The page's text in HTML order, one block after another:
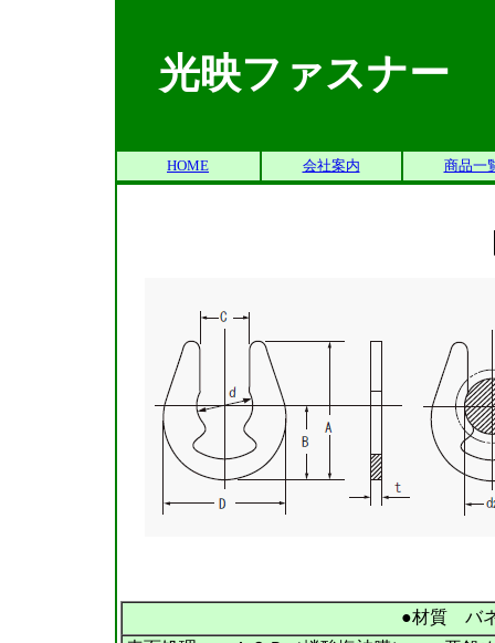
光映ファスナー
HOME 会社案内 商品一
●材質 バ